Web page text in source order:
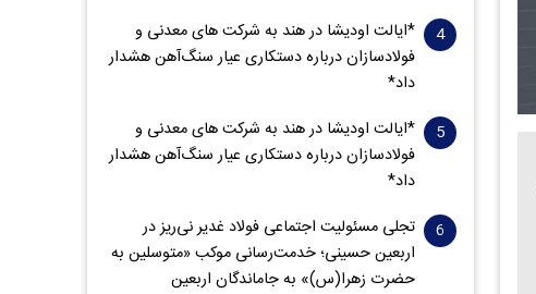
*ایالت اودیشا در هند به شرکت های معدنی و
فولادسازان درباره دستکاری عیار سنگ‌آهن هشدار
داد*
*ایالت اودیشا در هند به شرکت های معدنی و
فولادسازان درباره دستکاری عیار سنگ‌آهن هشدار
داد*
تجلی مسئولیت اجتماعی فولاد غدیر نی‌ریز در
اربعین حسینی؛ خدمت‌رسانی موکب «متوسلین به
حضرت زهرا(س)» به جاماندگان اربعین